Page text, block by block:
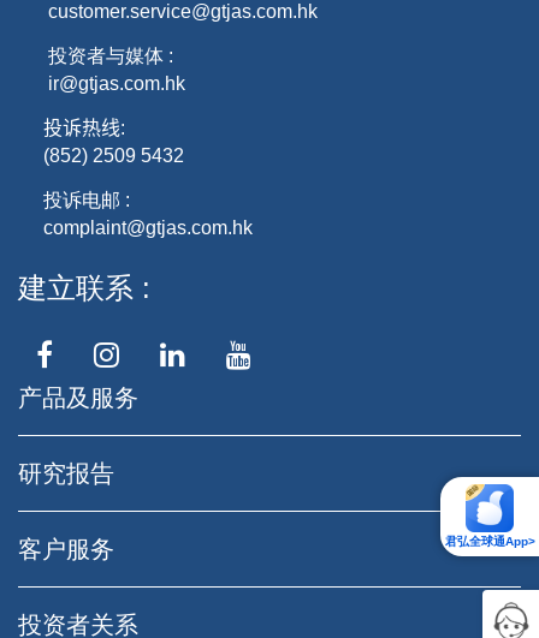
君弘全球通App>
customer.service@gtjas.com.hk
投资者与媒体 :
ir@gtjas.com.hk
投诉热线:
(852) 2509 5432
投诉电邮 :
complaint@gtjas.com.hk
建立联系
产品及服务
研究报告
客户服务
投资者关系